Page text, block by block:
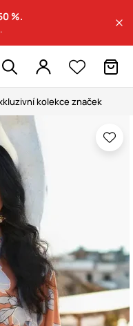
%.
kolekce značek